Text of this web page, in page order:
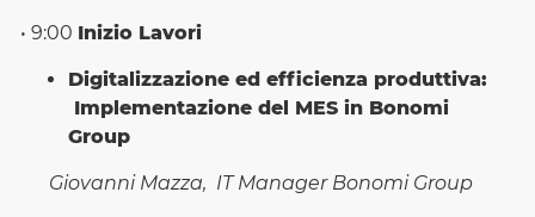
• 9:00 Inizio Lavori
Digitalizzazione ed efficienza produttiva:
Implementazione del MES in Bonomi
Group
Giovanni Mazza, IT Manager Bonomi Group